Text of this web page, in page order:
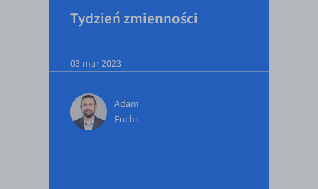
Tydzień zmienności
03 mar 2023
Adam
Fuchs